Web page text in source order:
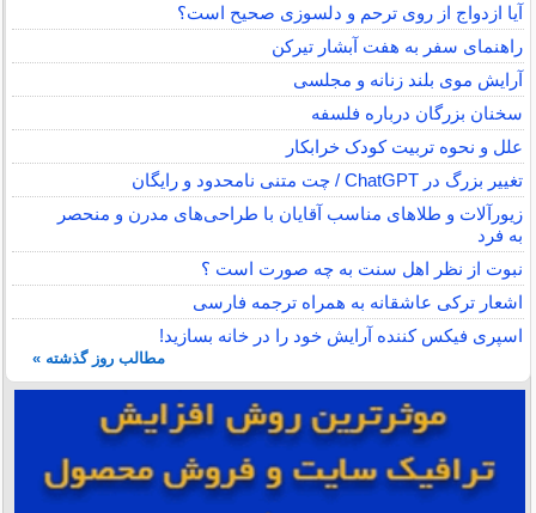
آیا ازدواج از روی ترحم و دلسوزی صحیح است؟
راهنمای سفر به هفت آبشار تیرکن
آرایش موی بلند زنانه و مجلسی
سخنان بزرگان درباره فلسفه
علل و نحوه تربیت کودک خرابکار
تغییر بزرگ در ChatGPT / چت متنی نامحدود و رایگان
زیورآلات و طلاهای مناسب آقایان با طراحی‌های مدرن و منحصر
به فرد
نبوت از نظر اهل سنت به چه صورت است ؟
اشعار ترکی عاشقانه به همراه ترجمه فارسی
اسپری فیکس کننده آرایش خود را در خانه بسازید!
مطالب روز گذشته »